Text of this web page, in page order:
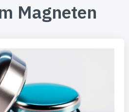
Magneten